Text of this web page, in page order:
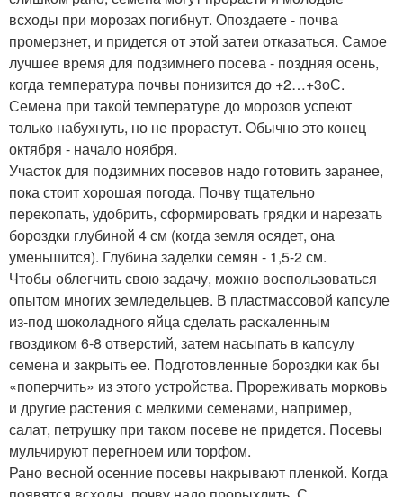
всходы при морозах погибнут. Опоздаете - почва
промерзнет, и придется от этой затеи отказаться. Самое
лучшее время для подзимнего посева - поздняя осень,
когда температура почвы понизится до +2…+3оС.
Семена при такой температуре до морозов успеют
только набухнуть, но не прорастут. Обычно это конец
октября - начало ноября.
Участок для подзимних посевов надо готовить заранее,
пока стоит хорошая погода. Почву тщательно
перекопать, удобрить, сформировать грядки и нарезать
бороздки глубиной 4 см (когда земля осядет, она
уменьшится). Глубина заделки семян - 1,5-2 см.
Чтобы облегчить свою задачу, можно воспользоваться
опытом многих земледельцев. В пластмассовой капсуле
из-под шоколадного яйца сделать раскаленным
гвоздиком 6-8 отверстий, затем насыпать в капсулу
семена и закрыть ее. Подготовленные бороздки как бы
«поперчить» из этого устройства. Прореживать морковь
и другие растения с мелкими семенами, например,
салат, петрушку при таком посеве не придется. Посевы
мульчируют перегноем или торфом.
Рано весной осенние посевы накрывают пленкой. Когда